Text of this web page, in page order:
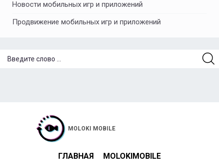
Новости мобильных игр и приложений
Продвижение мобильных игр и приложений
MOLOKI MOBILE
ГЛАВНАЯ
MOLOKIMOBILE